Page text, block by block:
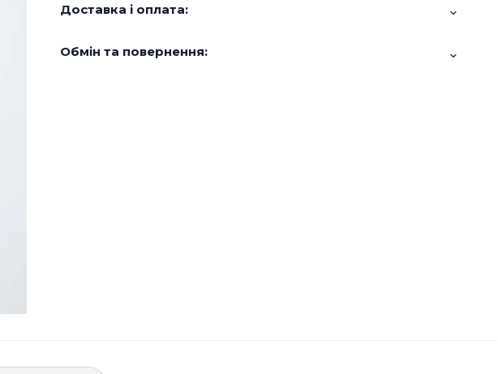
Доставка і оплата:
Обмін та повернення: